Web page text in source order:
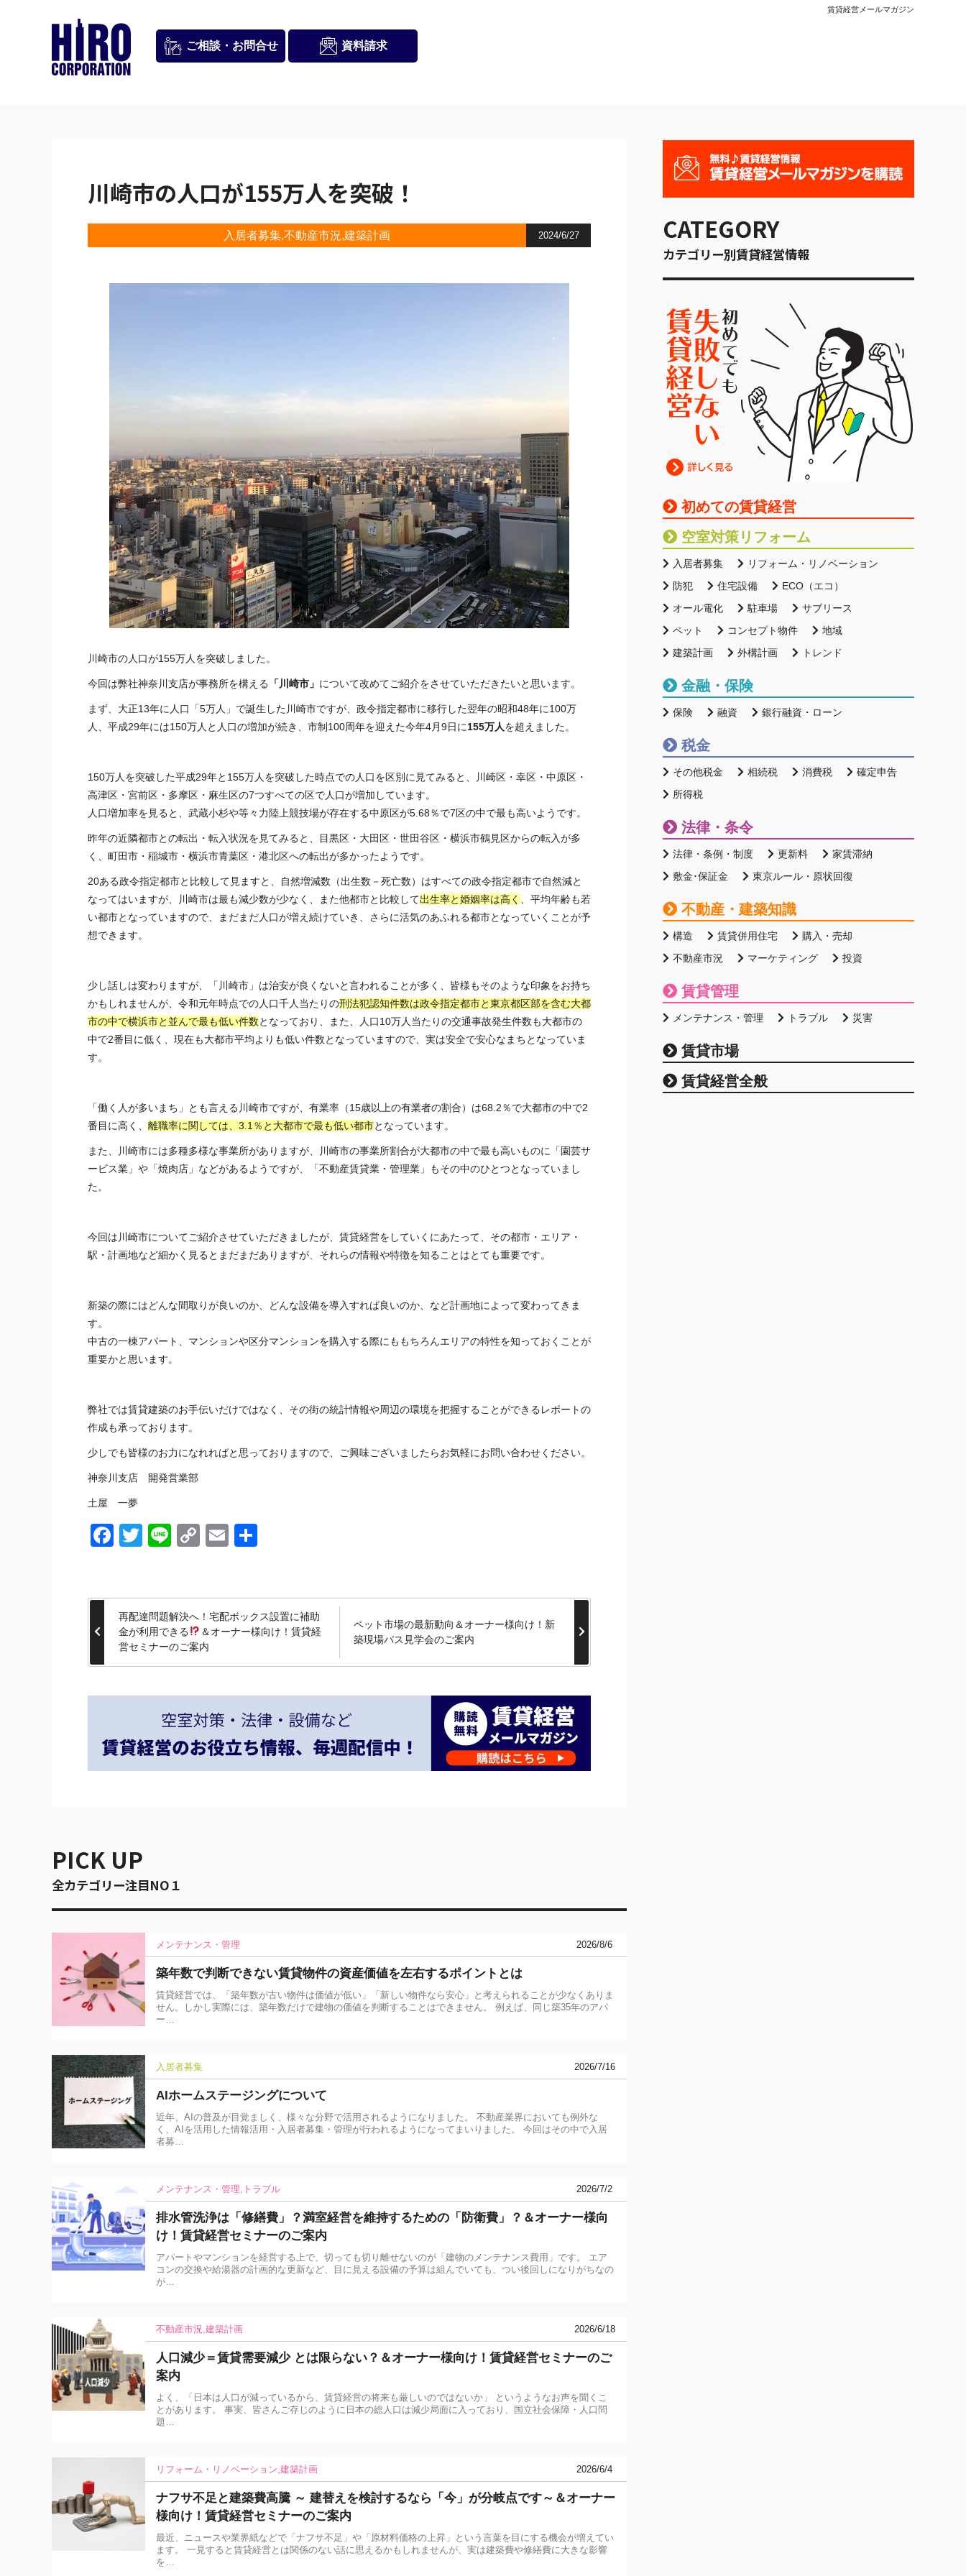
賃貸経営メールマガジン
ご相談・ お問合せ 資料請求
川崎市の人口が155万人を突破！
入居者募集 不動産市況 建築計画 2024/6/27
川崎市の人口が155万人を突破しました。
今回は弊社神奈川 支店が事務所を構える 「川崎市」 について改めてご紹介をさせていただきたいと思います。
まず、大正13年に人口「5万人」で誕生した川崎市ですが、政令指定都市に移行した翌年の昭和48年に100万
人、平成29年には150万人と人口の増加が続き、市制100周年を迎えた今年4月9日に155万人を超えました。
150万人を突破した平成29年と155万人を突破した時点での人口を区別に見てみると、川崎区・幸区・中原区・
高津区・宮前区・多摩区・麻生区の7つすべての区で人口が増加しています。
人口増加率を見ると、武蔵小杉や等々力陸上競技場が存在する中原区が5.68％で7区の中で最も高いようです。
昨年の近隣都市との転出・転入状況を見てみると、目黒区・大田区・世田谷区・横浜市鶴見区からの転入が多
く、町田市・稲城市・横浜市青葉区・港北区への転出が多かったようです。
20ある政令指定都市と比較して見ますと、自然増減数（出生数－死亡数）はすべての政令指定都市で自然減と
なってはいますが、川崎市は最も減少数が少なく、また他都市と比較して出生率と婚姻率は高く
、平均年齢も若
い都市となっていますので、まだまだ人口が増え続けていき、さらに活気のあふれる都市となっていくことが予
想できます。
少し話しは変わりますが、「川崎市」は治安が良くないと言われることが多く、皆様もそのような印象をお持ち
かもしれませんが、令和元年時点での人口千人当たりの刑法犯認知件数は政令指定都市と東京都区部を含む大都
市の中で横浜市と並んで最も低い件数となっており、また、人口10万人当たりの交通事故発生件数も大都市の
中で2番目に低く、現在も大都市平均よりも低い件数となっていますので、実は安全で安心なまちとなっていま
す。
「働く人が多いまち」とも言える川崎市ですが、有業率（15歳以上の有業者の割合）は68.2％で大都市の中で2
番目に高く、 離職率に関しては、3.1％と大都市で最も低い都市となっています。
また、川崎市には多種多様な事業所がありますが、川崎市の事業所割合が大都市の中で最も高いものに「園芸サ
ービス業」や「焼肉店」などがあるようですが、「不動産賃貸業・管理業」もその中のひとつとなっていまし
た。
今回は川崎市についてご紹介させていただきましたが、 賃貸経営をしていくにあたって、その都市・エリア・
駅・計画地など細かく見るとまだまだありますが、それらの情報や特徴を知ることはとても重要です。
新築の際にはどんな間取りが良いのか、どんな設備を導入すれば良いのか、など計画地によって変わってきま
す。
中古の一棟アパート、マンションや区分マンションを購入する際にももちろんエリアの特性を知っておくことが
重要かと思います。
弊社では賃貸建築のお手伝いだけではなく、その街の統計情報や周辺の環境を把握することができるレポートの
作成も承っております。
少しでも皆様のお力になれればと思っておりますので、ご興味ございましたらお気軽にお問い合わせください。
神奈川 支店 開発営業部
土屋 一夢
Facebook
Twitter
LineCopyEmail
再配達問題解決へ！宅配ボックス設置に補助
金が利用できる
＆オーナー様向け！賃貸経
営セミナーのご案内
ペット市場の最新動向＆オーナー様向け！新
築現場バス見学会のご案内
PICK UP
全カテゴリー注目NO１
メンテナンス・管理 2026/8/6
築年数で判断できない賃貸物件の資産価値を左右するポイントとは
賃貸経営では、「築年数が古い物件は価値が低い」「新しい物件なら安心」と考えられることが少なくありま
せん。しかし実際には、築年数だけで建物の価値を判断することはできません。 例えば、同じ築35年のアパ
ー…
入居者募集 2026/7/16
AIホームステージングについて
近年、AIの普及が目覚ましく、様々な分野で活用されるようになりました。 不動産業界においても例外な
く、AIを活用した情報活用・入居者募集・管理が行われるようになってまいりました。 今回はその中で入居
者募…
メンテナンス・管理 トラブル 2026/7/2
排水管洗浄は「修繕費」？満室経営を維持するための「防衛費」？＆オーナー様向
け！賃貸経営セミナーのご案内
アパートやマンションを経営する上で、切っても切り離せないのが「建物のメンテナンス費用」です。 エア
コンの交換や給湯器の計画的な更新など、目に見える設備の予算は組んでいても、つい後回しになりがちなの
が…
不動産市況 建築計画 2026/6/18
人口減少＝賃貸需要減少 とは限らない？＆オーナー様向け！賃貸経営セミナーのご
案内
よく、「日本は人口が減っているから、賃貸経営の将来も厳しいのではないか」 というようなお声を聞くこ
とがあります。 事実、皆さんご存じのように日本の総人口は減少局面に入っており、国立社会保障・人口問
題…
リフォーム・リノベーション 建築計画 2026/6/4
ナフサ不足と建築費高騰 ～ 建替えを検討するなら「今」が分岐点です～＆オーナー
様向け！賃貸経営セミナーのご案内
最近、ニュースや業界紙などで「ナフサ不足」や「原材料価格の上昇」という言葉を目にする機会が増えてい
ます。 一見すると賃貸経営とは関係のない話に思えるかもしれませんが、実は建築費や修繕費に大きな影響
を…
CATEGORY
カテゴリー別賃貸経営情報
初めての賃貸経営
空室対策リフォーム
入居者募集
リフォーム・リノベーション
防犯
住宅設備
ECO（エコ）
オール電化
駐車場
サブリース
ペット
コンセプト物件
地域
建築計画
外構計画 トレンド
金融・保険
保険 融資 銀行融資・ローン
税金
その他税金 相続税 消費税
確定申告
所得税
法律・条令
法律・条例・制度 更新料
家賃滞納
敷金･保証金
東京ルール・原状回復
不動産・建築知識
構造 賃貸併用住宅
購入・売却
不動産市況
マーケティング 投資
賃貸管理
メンテナンス・管理 トラブル 災害
賃貸市場
賃貸経営全般